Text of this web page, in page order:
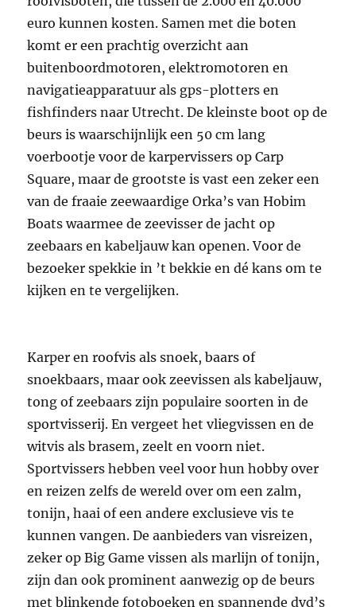
euro kunnen kosten. Samen met die boten
komt er een prachtig overzicht aan
buitenboordmotoren, elektromotoren en
navigatieapparatuur als gps-plotters en
fishfinders naar Utrecht. De kleinste boot op de
beurs is waarschijnlijk een 50 cm lang
voerbootje voor de karpervissers op Carp
Square, maar de grootste is vast een zeker een
van de fraaie zeewaardige Orka’s van Hobim
Boats waarmee de zeevisser de jacht op
zeebaars en kabeljauw kan openen. Voor de
bezoeker spekkie in ’t bekkie en dé kans om te
kijken en te vergelijken.
Karper en roofvis als snoek, baars of
snoekbaars, maar ook zeevissen als kabeljauw,
tong of zeebaars zijn populaire soorten in de
sportvisserij. En vergeet het vliegvissen en de
witvis als brasem, zeelt en voorn niet.
Sportvissers hebben veel voor hun hobby over
en reizen zelfs de wereld over om een zalm,
tonijn, haai of een andere exclusieve vis te
kunnen vangen. De aanbieders van visreizen,
zeker op Big Game vissen als marlijn of tonijn,
zijn dan ook prominent aanwezig op de beurs
met blinkende fotoboeken en spannende dvd’s